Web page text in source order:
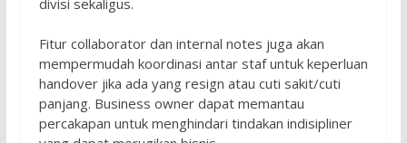
Fitur collaborator dan internal notes juga akan
mempermudah koordinasi antar staf untuk keperluan
handover jika ada yang resign atau cuti sakit/cuti
panjang. Business owner dapat memantau
percakapan untuk menghindari tindakan indisipliner